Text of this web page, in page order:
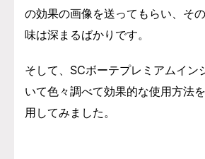
の効果の画像を送ってもらい、そ
味は深まるばかりです。
そして、SCボーテプレミアムイン
いて色々調べて効果的な使用方法
用してみました。